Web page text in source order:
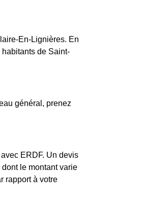
En-Lignières. En
de Saint-
général, prenez
ERDF. Un devis
le montant varie
rapport à votre